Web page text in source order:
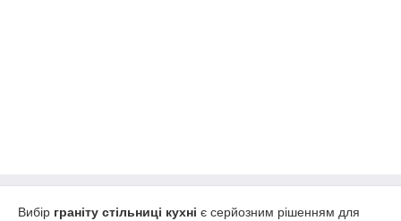
Вибір граніту стільниці кухні є серйозним рішенням для